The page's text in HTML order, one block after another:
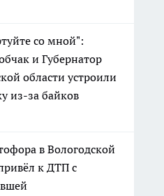
со мной":
и Губернатор
области устроили
из-за байков
в Вологодской
к ДТП с